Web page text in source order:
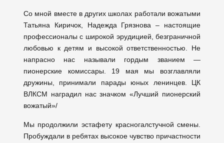
Со мной вместе в других школах работали вожатыми
Татьяна Киричок, Надежда Грязнова – настоящие
профессионалы с широкой эрудицией, безграничной
любовью к детям и высокой ответственностью. Не
напрасно нас называли гордым званием —
пионерские комиссары. 19 мая мы возглавляли
дружины, принимали парады юных ленинцев. ЦК
ВЛКСМ наградил нас значком «Лучший пионерский
вожатый»/
Мы продолжили эстафету красногалстучной смены.
Пробуждали в ребятах высокое чувство причастности